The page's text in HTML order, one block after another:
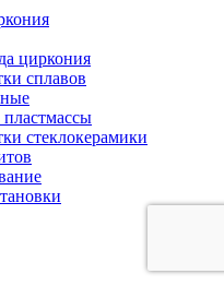
циркония
сплавов
стеклокерамики